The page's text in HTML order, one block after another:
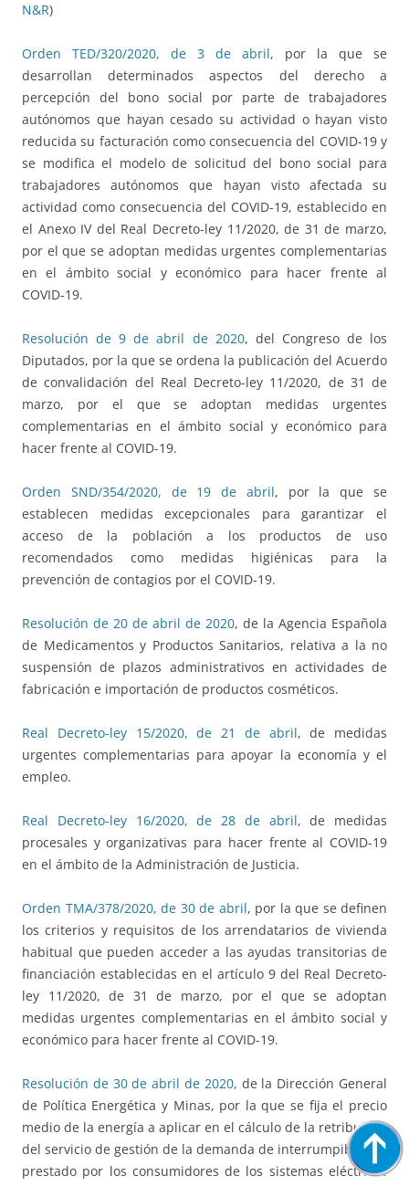
N&R)
Orden TED/320/2020, de 3 de abril, por la que se
desarrollan determinados aspectos del derecho a
percepción del bono social por parte de trabajadores
autónomos que hayan cesado su actividad o hayan visto
reducida su facturación como consecuencia del COVID-19 y
se modifica el modelo de solicitud del bono social para
trabajadores autónomos que hayan visto afectada su
actividad como consecuencia del COVID-19, establecido en
el Anexo IV del Real Decreto-ley 11/2020, de 31 de marzo,
por el que se adoptan medidas urgentes complementarias
en el ámbito social y económico para hacer frente al
COVID-19.
Resolución de 9 de abril de 2020, del Congreso de los
Diputados, por la que se ordena la publicación del Acuerdo
de convalidación del Real Decreto-ley 11/2020, de 31 de
marzo, por el que se adoptan medidas urgentes
complementarias en el ámbito social y económico para
hacer frente al COVID-19.
Orden SND/354/2020, de 19 de abril, por la que se
establecen medidas excepcionales para garantizar el
acceso de la población a los productos de uso
recomendados como medidas higiénicas para la
prevención de contagios por el COVID-19.
Resolución de 20 de abril de 2020, de la Agencia Española
de Medicamentos y Productos Sanitarios, relativa a la no
suspensión de plazos administrativos en actividades de
fabricación e importación de productos cosméticos.
Real Decreto-ley 15/2020, de 21 de abril, de medidas
urgentes complementarias para apoyar la economía y el
empleo.
Real Decreto-ley 16/2020, de 28 de abril, de medidas
procesales y organizativas para hacer frente al COVID-19
en el ámbito de la Administración de Justicia.
Orden TMA/378/2020, de 30 de abril, por la que se definen
los criterios y requisitos de los arrendatarios de vivienda
habitual que pueden acceder a las ayudas transitorias de
financiación establecidas en el artículo 9 del Real Decreto-
ley 11/2020, de 31 de marzo, por el que se adoptan
medidas urgentes complementarias en el ámbito social y
económico para hacer frente al COVID-19.
Resolución de 30 de abril de 2020, de la Dirección General
de Política Energética y Minas, por la que se fija el precio
medio de la energía a aplicar en el cálculo de la retribución
del servicio de gestión de la demanda de interrumpibilidad
prestado por los consumidores de los sistemas eléctricos